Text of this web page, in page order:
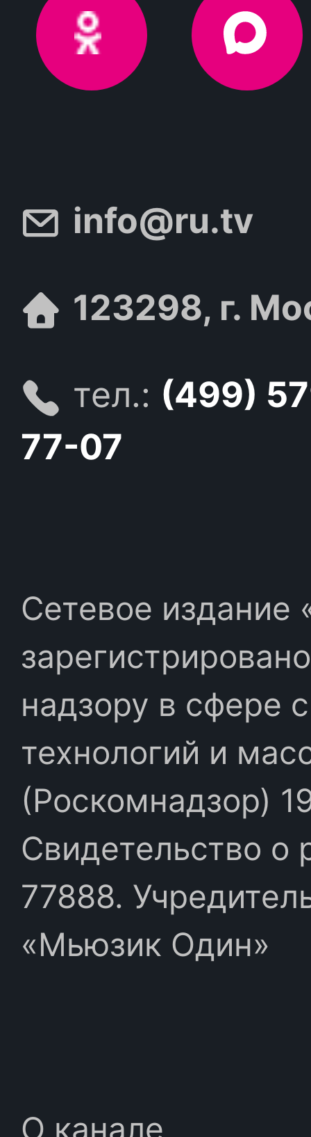
info@ru.tv
123298, г.
тел.: (499)
77-07
Сетевое издание
надзору в сфере
технологий и
(Роскомнадзор)
Свидетельство
77888.
«Мьюзик Один»
О канале